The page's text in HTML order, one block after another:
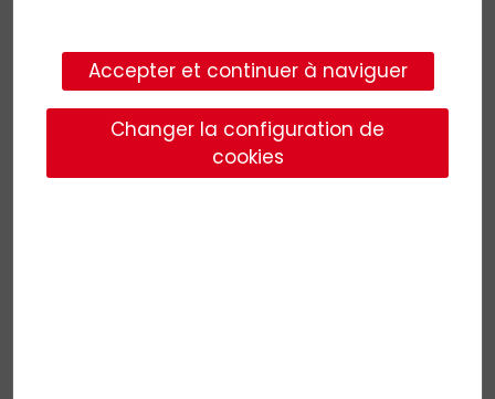
Accepter et continuer à naviguer
Changer la configuration de
cookies